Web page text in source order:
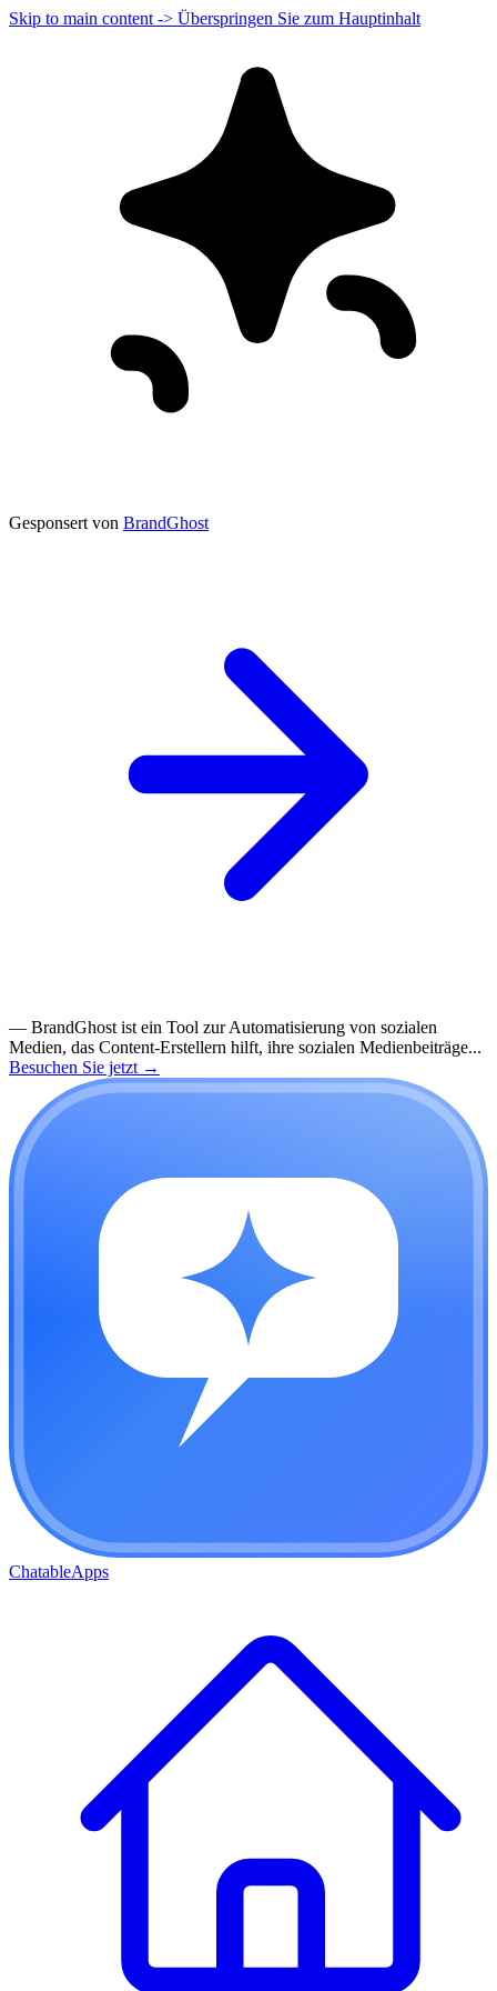
Skip to main content -> Überspringen Sie zum Hauptinhalt
Gesponsert von BrandGhost
— BrandGhost ist ein Tool zur Automatisierung von sozialen
Medien, das Content-Erstellern hilft, ihre sozialen Medienbeiträge...
Besuchen Sie jetzt →
ChatableApps